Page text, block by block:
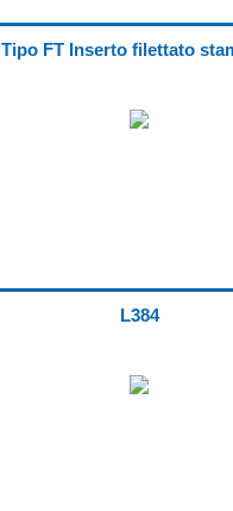
Tipo FT Inserto filettato
L384